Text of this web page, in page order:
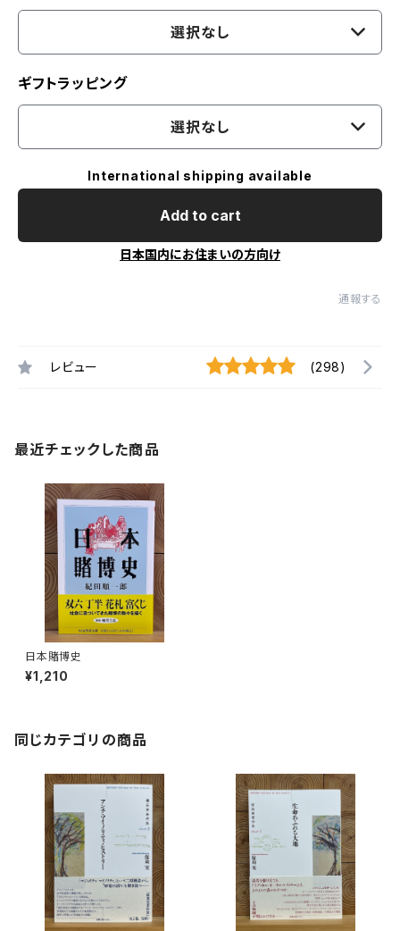
選択なし
ギフトラッピング
選択なし
International shipping available
Add to cart
日本国内にお住まいの方向け
通報する
レビュー (298)
最近チェックした商品
日本賭博史
¥1,210
同じカテゴリの商品